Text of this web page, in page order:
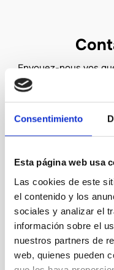
Consentimiento
Esta página web usa
Las cookies de este
el contenido y los
sociales y analizar el
información sobre el
nuestros partners de
web, quienes pueden
Envoyez-nous vos
vous